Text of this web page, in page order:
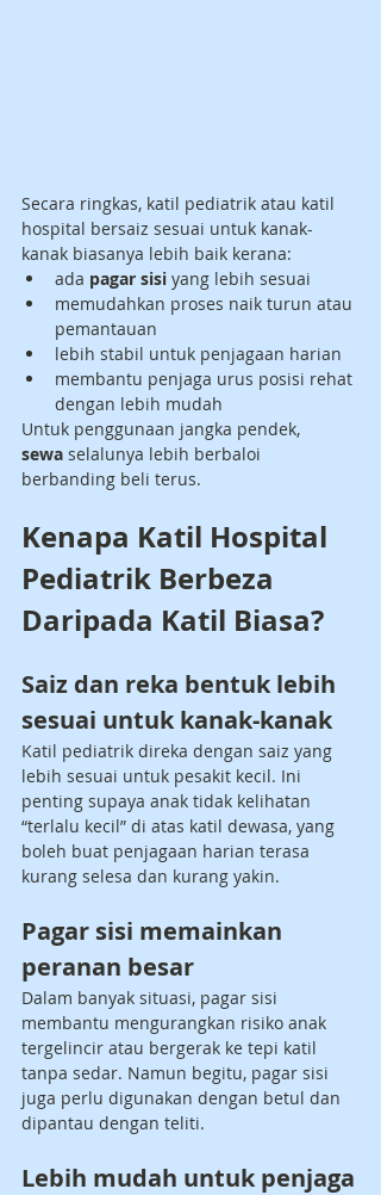
Secara ringkas, katil pediatrik atau katil
hospital bersaiz sesuai untuk kanak-
kanak biasanya lebih baik kerana:
ada pagar sisi yang lebih sesuai
memudahkan proses naik turun atau
pemantauan
lebih stabil untuk penjagaan harian
membantu penjaga urus posisi rehat
dengan lebih mudah
Untuk penggunaan jangka pendek,
sewa selalunya lebih berbaloi
berbanding beli terus.
Kenapa Katil Hospital
Pediatrik Berbeza
Daripada Katil Biasa?
Saiz dan reka bentuk lebih
sesuai untuk kanak-kanak
Katil pediatrik direka dengan saiz yang
lebih sesuai untuk pesakit kecil. Ini
penting supaya anak tidak kelihatan
“terlalu kecil” di atas katil dewasa, yang
boleh buat penjagaan harian terasa
kurang selesa dan kurang yakin.
Pagar sisi memainkan
peranan besar
Dalam banyak situasi, pagar sisi
membantu mengurangkan risiko anak
tergelincir atau bergerak ke tepi katil
tanpa sedar. Namun begitu, pagar sisi
juga perlu digunakan dengan betul dan
dipantau dengan teliti.
Lebih mudah untuk penjaga